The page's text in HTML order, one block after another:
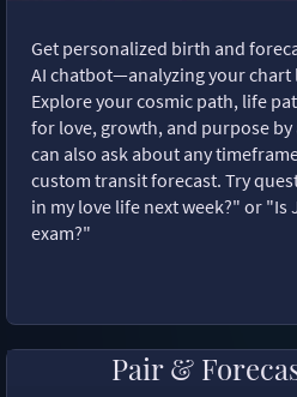
Get personalized birth and
AI chatbot—analyzing your chart
Explore your cosmic path, life
for love, growth, and purpose by
can also ask about any
custom transit forecast. Try
in my love life next week?" or "Is
exam?"
Pair &